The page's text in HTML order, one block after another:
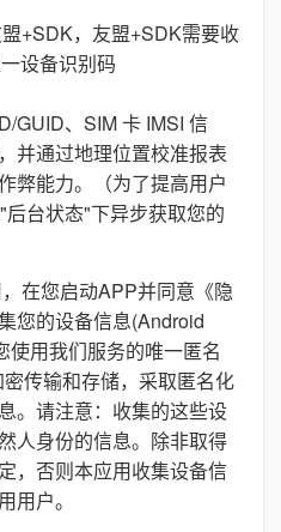
+SDK，友盟+SDK需要收
设备识别码
GUID、SIM 卡 IMSI 信
并通过地理位置校准报表
弊能力。（为了提高用户
台状态"下异步获取您的
在您启动APP并同意《隐
您的设备信息(Android
使用我们服务的唯一匿名
传输和存储，采取匿名化
。请注意：收集的这些设
人身份的信息。除非取得
，否则本应用收集设备信
用户。